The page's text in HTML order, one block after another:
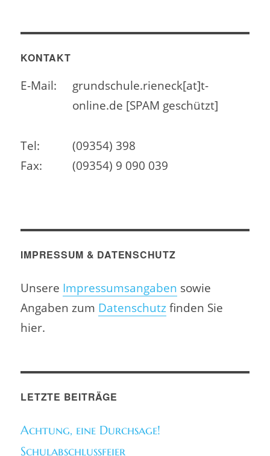
KONTAKT
E-Mail:
grundschule.rieneck[at]t-
online.de [SPAM geschützt]
Tel:
(09354) 398
Fax:
(09354) 9 090 039
IMPRESSUM & DATENSCHUTZ
Unsere Impressumsangaben sowie
Angaben zum Datenschutzfinden Sie
hier.
LETZTE BEITRÄGE
Achtung, eine Durchsage!
Schulabschlussfeier